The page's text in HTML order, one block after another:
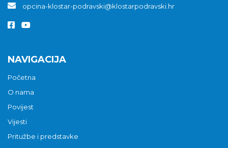
opcina-klostar-podravski@klostarpodravski.hr
NAVIGACIJA
Početna
O nama
Povijest
Vijesti
Pritužbe i predstavke